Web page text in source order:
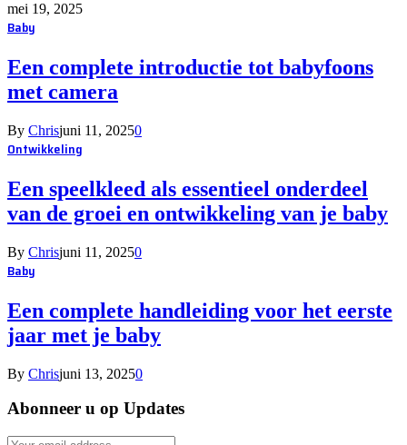
mei 19, 2025
Baby
Een complete introductie tot babyfoons
met camera
By Chrisjuni 11, 20250
Ontwikkeling
Een speelkleed als essentieel onderdeel
van de groei en ontwikkeling van je baby
By Chrisjuni 11, 20250
Baby
Een complete handleiding voor het eerste
jaar met je baby
By Chrisjuni 13, 20250
Abonneer u op Updates